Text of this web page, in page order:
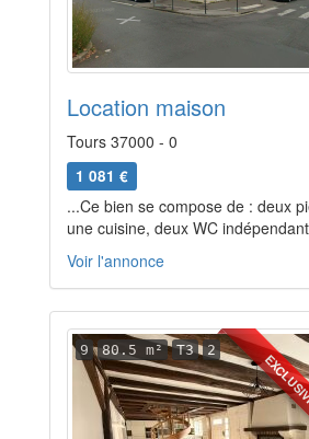
Location maison
Tours 37000 - 0
1 081 €
...Ce bien se compose de : deux
une cuisine, deux WC
Voir l'annonce
9 80.5 m² T3 2